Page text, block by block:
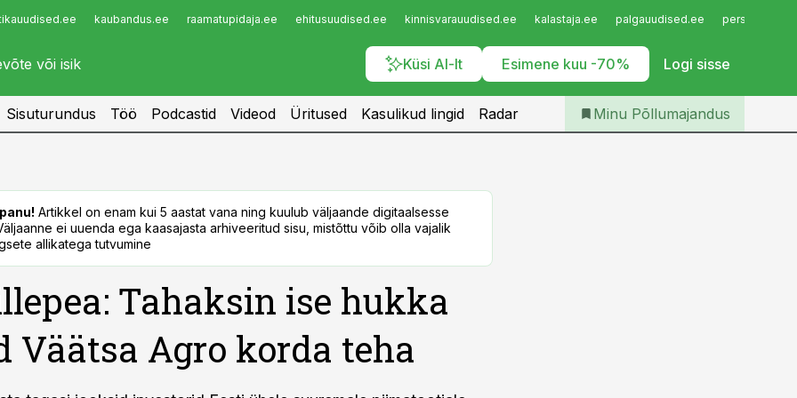
kaubandus.ee raamatupidaja.ee ehitusuudised.ee kinnisvarauudised.ee kalastaja.ee palgauudised.ee
Küsi AI-lt Esimene kuu -70% Logi sisse
Infopank
Iseteenindus
Telli Põllumajandus
Sisuturundus Töö Podcastid Videod Üritused Kasulikud lingid Radar Minu Põllumajandus
Artikkel on enam kui 5 aastat vana ning kuulub väljaande digitaalsesse
ei uuenda ega kaasajasta arhiveeritud sisu, mistõttu võib olla vajalik
allikatega tutvumine
Tahaksin ise hukka
Väätsa Agro korda teha